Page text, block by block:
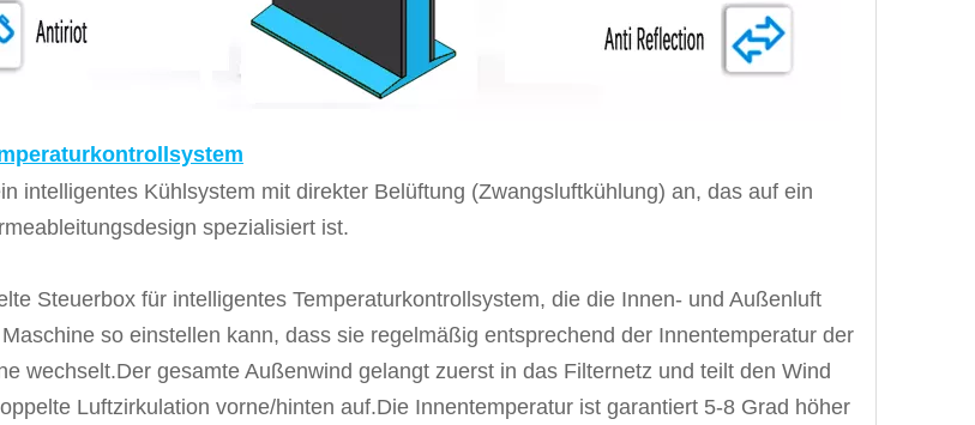
intelligentes Kühlsystem mit direkter Belüftung (Zwangsluftkühlung) an, das auf ein
spezialisiert ist.
Steuerbox für intelligentes Temperaturkontrollsystem, die die Innen- und Außenluft
so einstellen kann, dass sie regelmäßig entsprechend der Innentemperatur der
wechselt.Der gesamte Außenwind gelangt zuerst in das Filternetz und teilt den Wind
Luftzirkulation vorne/hinten auf.Die Innentemperatur ist garantiert 5-8 Grad höher